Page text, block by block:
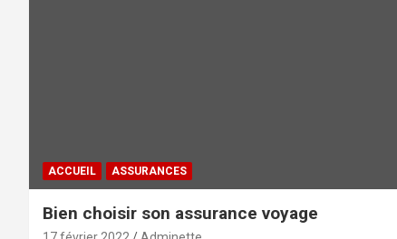
ACCUEIL ASSURANCES
Bien choisir son assurance voyage